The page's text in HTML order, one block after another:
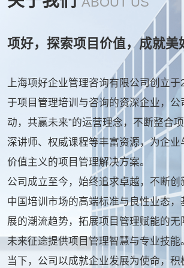
项好，探索项目价值，成就美
上海项好企业管理咨询有限公司创立于
于项目管理培训与咨询的资深企业，公
动，共赢未来”的运营理念，不断整合
深讲师、权威课程等丰富资源，为企业
价值主义的项目管理解决方案。
公司成立至今，始终追求卓越，不断
中国培训市场的高端标准与良性业态，
展的潮流趋势，拓展项目管理赋能的无
未来征途提供项目管理智慧与专业技能
当下，公司以成就企业发展为使命，积